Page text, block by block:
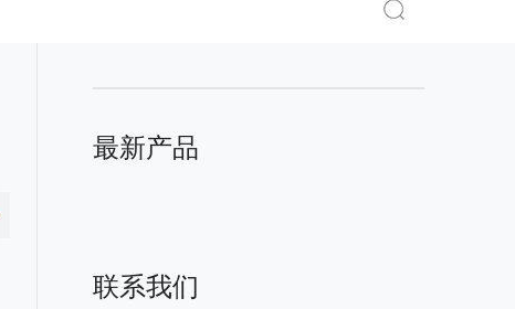
最新产品
联系我们